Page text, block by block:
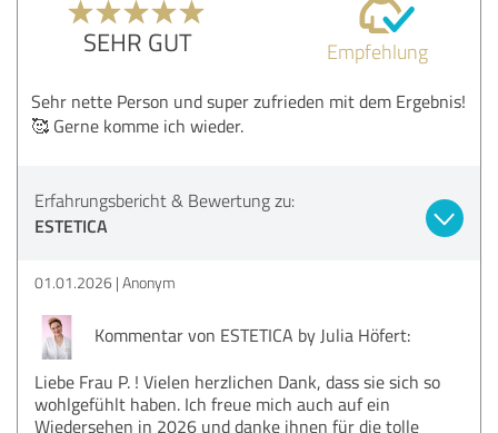
SEHR GUT Empfehlung
Sehr nette Person und super zufrieden mit dem Ergebnis!
🥰 Gerne komme ich wieder.
Erfahrungsbericht & Bewertung zu:
ESTETICA
01.01.2026 Anonym
Kommentar von ESTETICA by Julia Höfert:
Liebe Frau P. ! Vielen herzlichen Dank, dass sie sich so
wohlgefühlt haben. Ich freue mich auch auf ein
Wiedersehen in 2026 und danke ihnen für die tolle